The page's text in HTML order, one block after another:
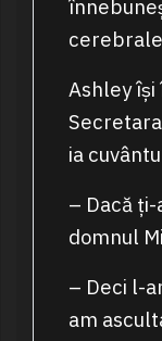
Ashley
ia
– Dacă
domnul
– Deci l-
am